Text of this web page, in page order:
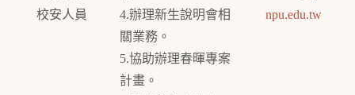
校安人員
4.辦理新生說明會相
關業務。
5.協助辦理春暉專案
計畫。
npu.edu.tw